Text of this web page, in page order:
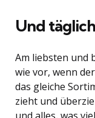
Und
Am liebsten und
wie vor, wenn
das gleiche
zieht und